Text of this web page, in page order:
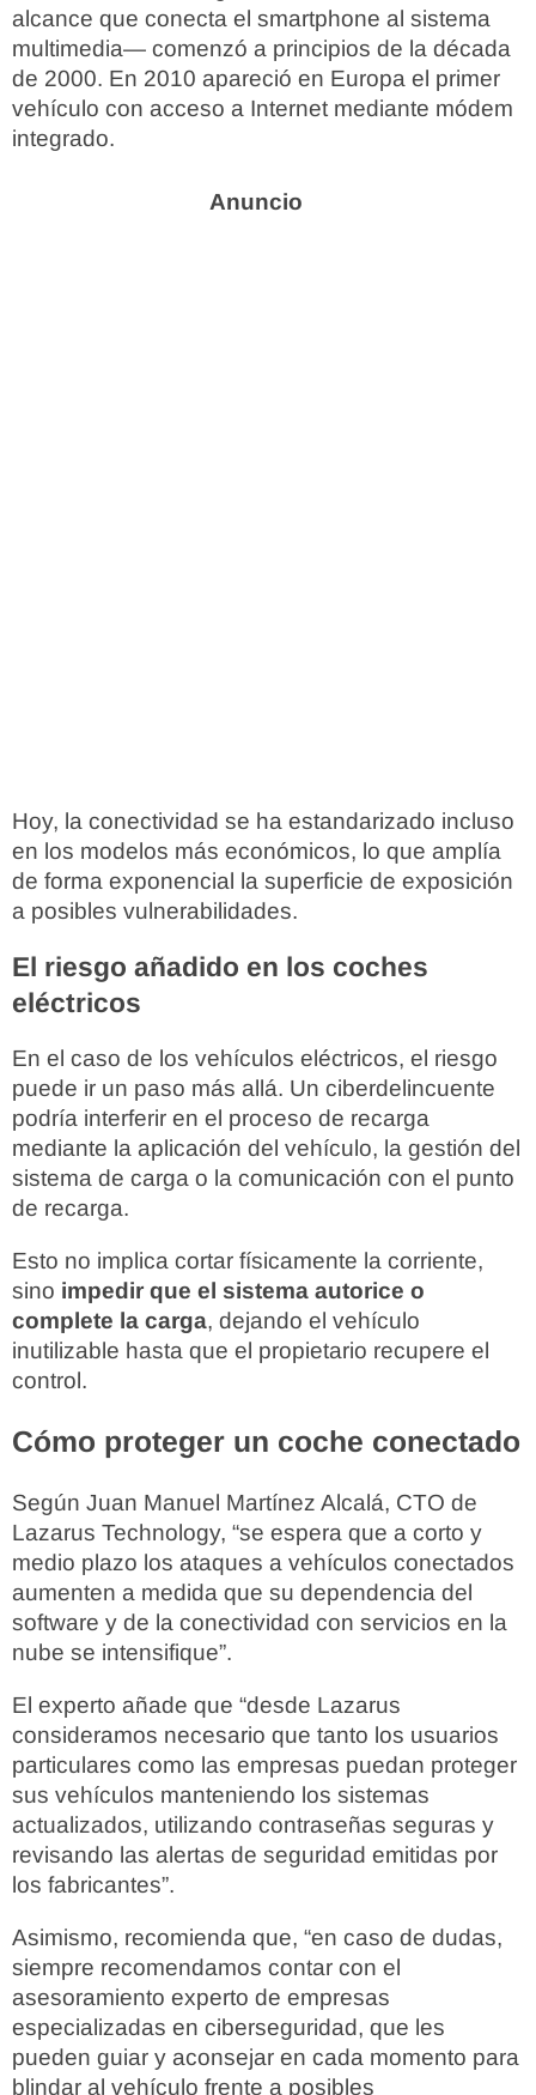
alcance que conecta el smartphone al sistema
multimedia— comenzó a principios de la década
de 2000. En 2010 apareció en Europa el primer
vehículo con acceso a Internet mediante módem
integrado.
Hoy, la conectividad se ha estandarizado incluso
en los modelos más económicos, lo que amplía
de forma exponencial la superficie de exposición
a posibles vulnerabilidades.
El riesgo añadido en los coches
eléctricos
En el caso de los vehículos eléctricos, el riesgo
puede ir un paso más allá. Un ciberdelincuente
podría interferir en el proceso de recarga
mediante la aplicación del vehículo, la gestión del
sistema de carga o la comunicación con el punto
de recarga.
Esto no implica cortar físicamente la corriente,
sino impedir que el sistema autorice o
complete la carga, dejando el vehículo
inutilizable hasta que el propietario recupere el
control.
Cómo proteger un coche conectado
Según Juan Manuel Martínez Alcalá, CTO de
Lazarus Technology, “se espera que a corto y
medio plazo los ataques a vehículos conectados
aumenten a medida que su dependencia del
software y de la conectividad con servicios en la
nube se intensifique”.
El experto añade que “desde Lazarus
consideramos necesario que tanto los usuarios
particulares como las empresas puedan proteger
sus vehículos manteniendo los sistemas
actualizados, utilizando contraseñas seguras y
revisando las alertas de seguridad emitidas por
los fabricantes”.
Asimismo, recomienda que, “en caso de dudas,
siempre recomendamos contar con el
asesoramiento experto de empresas
especializadas en ciberseguridad, que les
pueden guiar y aconsejar en cada momento para
blindar al vehículo frente a posibles